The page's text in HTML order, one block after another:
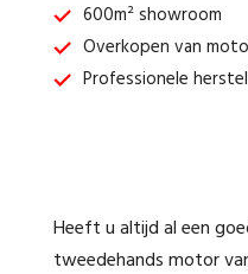
600m² showroom
Overkopen van
Professionele
Heeft u altijd al een
tweedehands motor